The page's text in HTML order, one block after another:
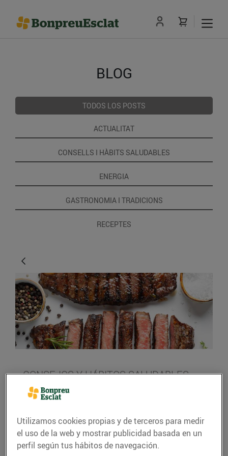
BLOG
TODOS LOS POSTS
ACTUALITAT
CONSELLS I HÀBITS SALUDABLES
ENERGIA
GASTRONOMIA I TRADICIONS
RECEPTES
CONSEJOS Y HÁBITOS SALUDABLES
Avui toca carn! Quina
compro i com la cuino?
30/septiembre/2023
Utilizamos cookies propias y de terceros para medir
el uso de la web y mostrar publicidad basada en un
perfil según tus hábitos de navegación.